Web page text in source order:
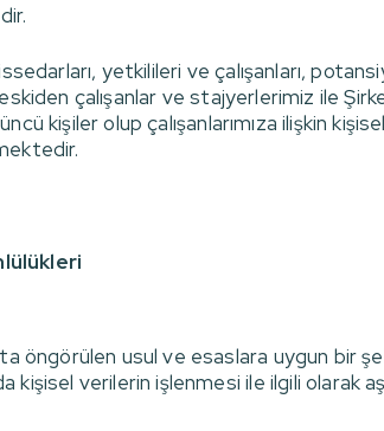
yetkilileri ve çalışanları,
eskiden çalışanlar ve stajyerlerimiz ile
kişiler olup çalışanlarımıza ilişkin
öngörülen usul ve esaslara uygun bir
verilerin işlenmesi ile ilgili olarak